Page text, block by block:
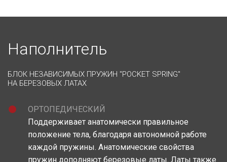
Наполнитель
БЛОК НЕЗАВИСИМЫХ ПРУЖИН "POCKET SPRING"
НА БЕРЕЗОВЫХ ЛАТАХ
ОРТОПЕДИЧЕСКИЙ
Поддерживает анатомически правильное
положение тела, благодаря автономной работе
каждой пружины. Анатомические свойства
пружин дополняют березовые латы. Латы также